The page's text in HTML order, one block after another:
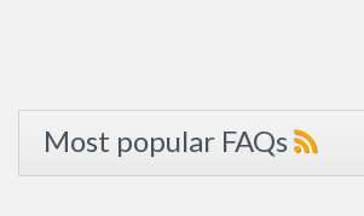
Most popular FAQs